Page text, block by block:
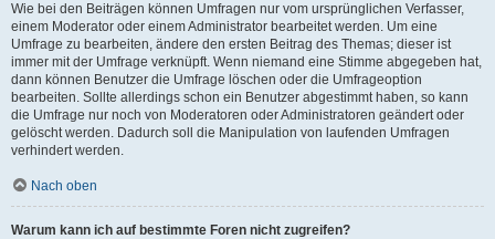
Wie bei den Beiträgen können Umfragen nur vom ursprünglichen Verfasser,
einem Moderator oder einem Administrator bearbeitet werden. Um eine
Umfrage zu bearbeiten, ändere den ersten Beitrag des Themas; dieser ist
immer mit der Umfrage verknüpft. Wenn niemand eine Stimme abgegeben hat,
dann können Benutzer die Umfrage löschen oder die Umfrageoption
bearbeiten. Sollte allerdings schon ein Benutzer abgestimmt haben, so kann
die Umfrage nur noch von Moderatoren oder Administratoren geändert oder
gelöscht werden. Dadurch soll die Manipulation von laufenden Umfragen
verhindert werden.
Nach oben
Warum kann ich auf bestimmte Foren nicht zugreifen?